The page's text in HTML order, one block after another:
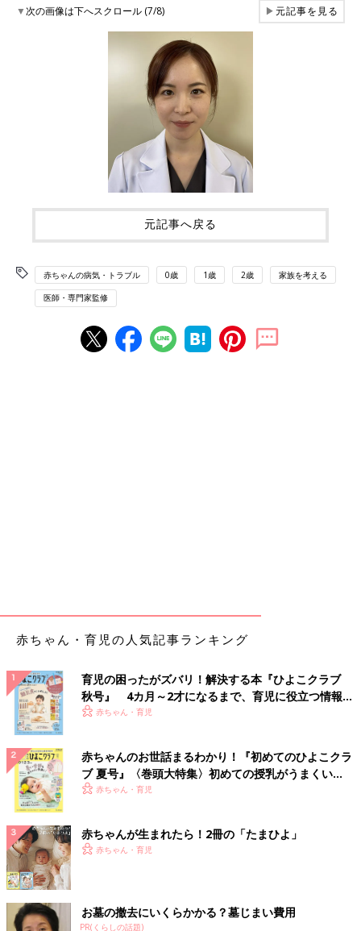
▼次の画像は下へスクロール (7/8) ▶元記事を見る
元記事へ戻る
赤ちゃんの病気・トラブル 0歳 1歳 2歳 家族を考える
医師・専門家監修
赤ちゃん・育児の人気記事ランキング
育児の困ったがズバリ！解決する本『ひよこクラブ
秋号』 4カ月～2才になるまで、育児に役立つ情報が
いっぱい！
赤ちゃん・育児
赤ちゃんのお世話まるわかり！『初めてのひよこクラ
ブ 夏号』〈巻頭大特集〉初めての授乳がうまくい
く！ おっぱい・ミルクの基本と夏のトラブル 解決テ
赤ちゃん・育児
赤ちゃんが生まれたら！2冊の「たまひよ」
赤ちゃん・育児
お墓の撤去にいくらかかる？墓じまい費用
PR(くらしの話題)